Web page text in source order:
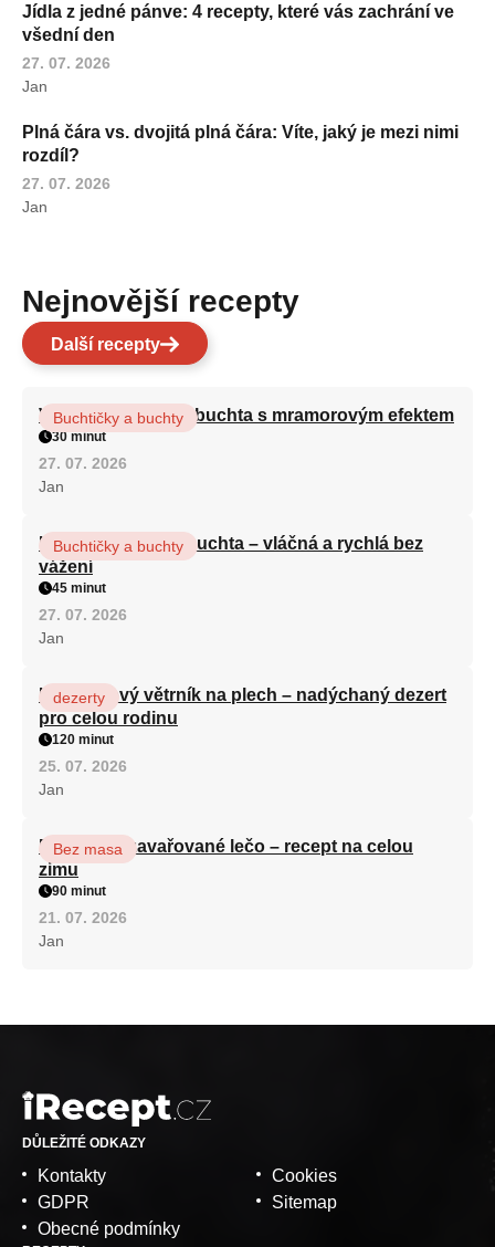
Jídla z jedné pánve: 4 recepty, které vás zachrání ve
všední den
27. 07. 2026
Jan
Plná čára vs. dvojitá plná čára: Víte, jaký je mezi nimi
rozdíl?
27. 07. 2026
Jan
Nejnovější recepty
Další recepty
Vláčná olejová litá buchta s mramorovým efektem
Buchtičky a buchty
30 minut
27. 07. 2026
Jan
Hrnková maková buchta – vláčná a rychlá bez
vážení
Buchtičky a buchty
45 minut
27. 07. 2026
Jan
Karamelový větrník na plech – nadýchaný dezert
pro celou rodinu
dezerty
120 minut
25. 07. 2026
Jan
Babiččino zavařované lečo – recept na celou
zimu
Bez masa
90 minut
21. 07. 2026
Jan
DŮLEŽITÉ ODKAZY
Kontakty
GDPR
Obecné podmínky
Cookies
Sitemap